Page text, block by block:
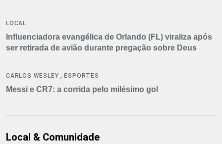
LOCAL
Influenciadora evangélica de Orlando (FL) viraliza após
ser retirada de avião durante pregação sobre Deus
CARLOS WESLEY ,ESPORTES
Messi e CR7: a corrida pelo milésimo gol
Local & Comunidade